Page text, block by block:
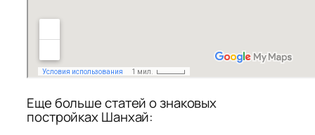
Еще больше статей о знаковых
постройках Шанхай: